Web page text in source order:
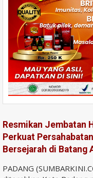
Resmikan Jembatan
Perkuat
Bersejarah di Batang
PADANG